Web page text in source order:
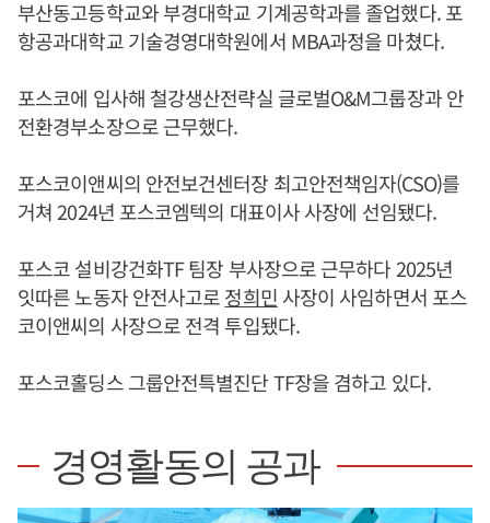
부산동고등학교와 부경대학교 기계공학과를 졸업했다. 포
항공과대학교 기술경영대학원에서 MBA과정을 마쳤다.
포스코에 입사해 철강생산전략실 글로벌O&M그룹장과 안
전환경부소장으로 근무했다.
포스코이앤씨의 안전보건센터장 최고안전책임자(CSO)를
거쳐 2024년 포스코엠텍의 대표이사 사장에 선임됐다.
포스코 설비강건화TF 팀장 부사장으로 근무하다 2025년
잇따른 노동자 안전사고로정희민 사장이 사임하면서 포스
코이앤씨의 사장으로 전격 투입됐다.
포스코홀딩스 그룹안전특별진단 TF장을 겸하고 있다.
경영활동의 공과